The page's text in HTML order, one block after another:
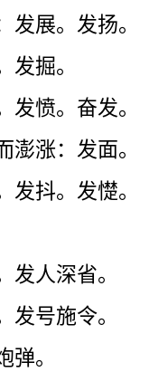
发展。发扬。
发掘。
发愤。奋发。
澎涨：发面。
发抖。发憷。
发人深省。
发号施令。
弹。